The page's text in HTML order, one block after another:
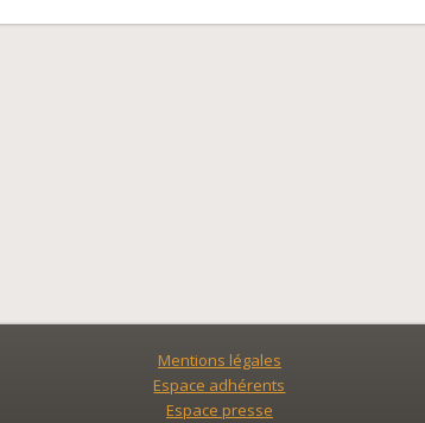
Mentions légales
Espace adhérents
Espace presse